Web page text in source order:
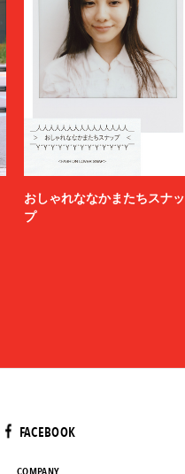
おしゃれななかまたちスナッ
プ
FACEBOOK
COMPANY